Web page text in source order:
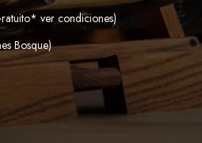
ver condiciones)
Bosque)